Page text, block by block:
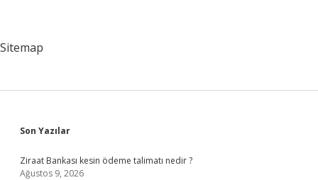
Sitemap
Sidebar
Son Yazılar
Ziraat Bankası kesin ödeme talimatı nedir ?
Ağustos 9, 2026